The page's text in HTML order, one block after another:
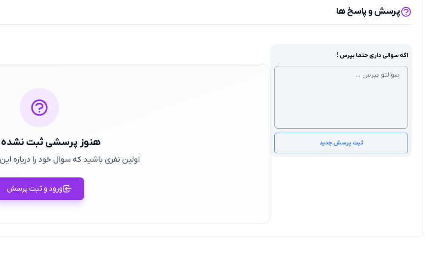
پرسش و پاسخ ها
اگه سوالی داری حتما بپرس !
ثبت پرسش جدید هنوز پرسشی ثبت
اولین نفری باشید که سوال خود را درباره
ورود و ثبت پرسش